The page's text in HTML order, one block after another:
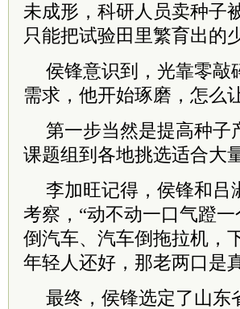
未成形，科研人员卖种子
只能把试验田里繁育出的
侯锋意识到，光靠零敲
需求，他开始琢磨，怎么
第一步当然是提高种子
课题组到各地挑选适合大
李加旺记得，侯锋和吕
考察，“动不动一口气蹬
倒汽车、汽车倒拖拉机，
年轻人还好，那老两口是
最终，侯锋选定了山东